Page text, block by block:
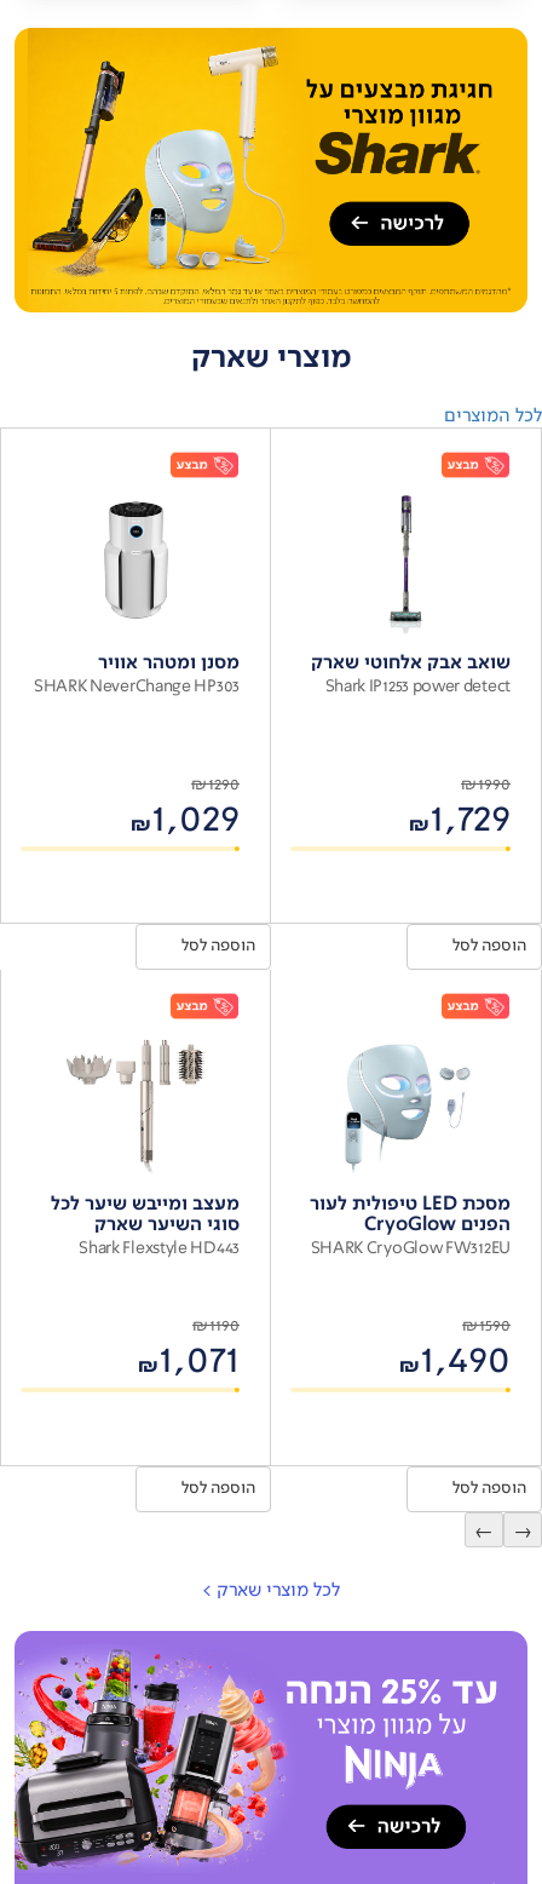
מוצרי שארק
לכל המוצרים
שואב אבק אלחוטי שארק
Shark IP1253 power detect
₪1990
₪1,729
הוספה לסל
מסנן ומטהר אוויר
SHARK NeverChange HP303
₪1290
₪1,029
הוספה לסל
מסכת LED טיפולית לעור
הפנים CryoGlow
SHARK CryoGlow FW312EU
₪1590
₪1,490
הוספה לסל
מעצב ומייבש שיער לכל
סוגי השיער שארק
Shark Flexstyle HD443
₪1190
₪1,071
הוספה לסל
→
←
לכל מוצרי שארק >